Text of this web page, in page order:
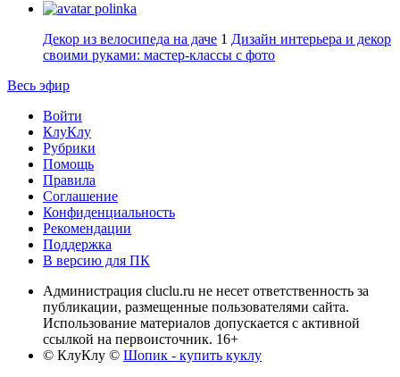
polinka
Декор из велосипеда на даче 1 Дизайн интерьера и декор
своими руками: мастер-классы с фото
Весь эфир
Войти
КлуКлу
Рубрики
Помощь
Правила
Соглашение
Конфиденциальность
Рекомендации
Поддержка
В версию для ПК
Администрация cluclu.ru не несет ответственность за
публикации, размещенные пользователями сайта.
Использование материалов допускается с активной
ссылкой на первоисточник. 16+
© КлуКлу © Шопик - купить куклу